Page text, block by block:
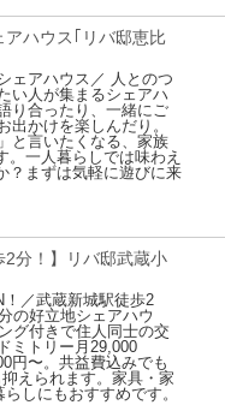
アハウス｢リバ邸恵比
ェアハウス／ 人とのつ
い人が集まるシェアハ
り合ったり、一緒にご
出かけを楽しんだり。
と言いたくなる、家族
一人暮らしでは味わえ
？まずは気軽に遊びに来
2分！】リバ邸武蔵小
！／武蔵新城駅徒歩2
の好立地シェアハウ
グ付きで住人同士の交
ミトリー月29,000
円〜。共益費込みでも
えられます。家具・家
しにもおすすめです。